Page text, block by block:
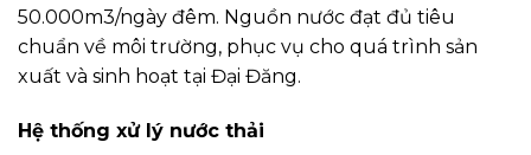
50.000m3/ngày đêm. Nguồn nước đạt đủ tiêu
chuẩn về môi trường, phục vụ cho quá trình sản
xuất và sinh hoạt tại Đại Đăng.
Hệ thống xử lý nước thải